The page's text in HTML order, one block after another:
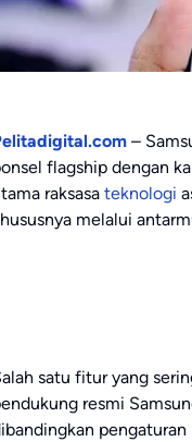
–
flagship dengan
raksasa teknologi
melalui
satu fitur yang
resmi